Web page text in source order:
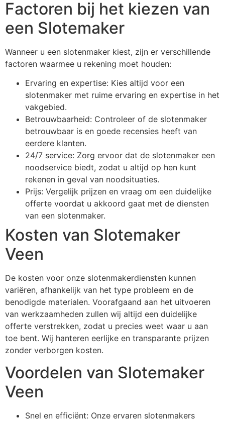
Factoren bij het kiezen van
een Slotemaker
Wanneer u een slotenmaker kiest, zijn er verschillende
factoren waarmee u rekening moet houden:
Ervaring en expertise: Kies altijd voor een
slotenmaker met ruime ervaring en expertise in het
vakgebied.
Betrouwbaarheid: Controleer of de slotenmaker
betrouwbaar is en goede recensies heeft van
eerdere klanten.
24/7 service: Zorg ervoor dat de slotenmaker een
noodservice biedt, zodat u altijd op hen kunt
rekenen in geval van noodsituaties.
Prijs: Vergelijk prijzen en vraag om een duidelijke
offerte voordat u akkoord gaat met de diensten
van een slotenmaker.
Kosten van Slotemaker
Veen
De kosten voor onze slotenmakerdiensten kunnen
variëren, afhankelijk van het type probleem en de
benodigde materialen. Voorafgaand aan het uitvoeren
van werkzaamheden zullen wij altijd een duidelijke
offerte verstrekken, zodat u precies weet waar u aan
toe bent. Wij hanteren eerlijke en transparante prijzen
zonder verborgen kosten.
Voordelen van Slotemaker
Veen
Snel en efficiënt: Onze ervaren slotenmakers